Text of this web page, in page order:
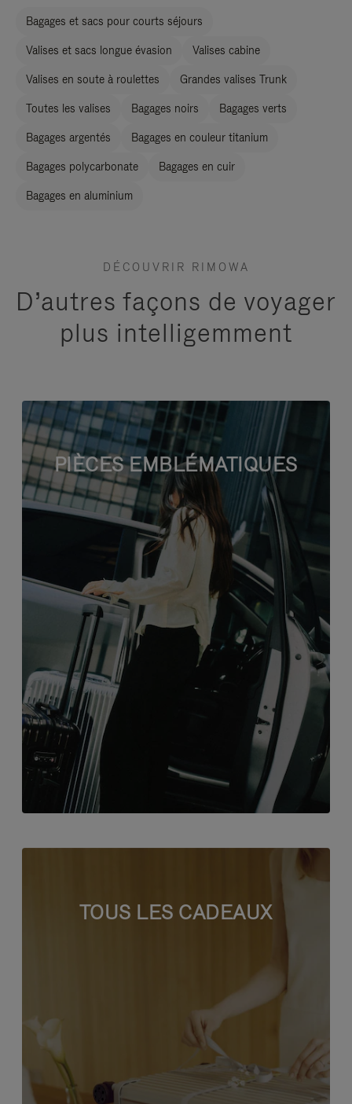
Bagages et sacs pour courts séjours
Valises et sacs longue évasion Valises cabine
Valises en soute à roulettes Grandes valises Trunk
Toutes les valises Bagages noirs Bagages verts
Bagages argentés Bagages en couleur titanium
Bagages polycarbonate Bagages en cuir
Bagages en aluminium
DÉCOUVRIR RIMOWA
D’autres façons de voyager
plus intelligemment
PIÈCES EMBLÉMATIQUES
TOUS LES CADEAUX